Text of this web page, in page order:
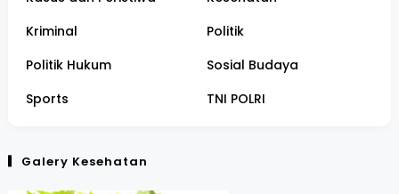
Kriminal
Politik
Politik Hukum
Sosial Budaya
Sports
TNI POLRI
Galery Kesehatan